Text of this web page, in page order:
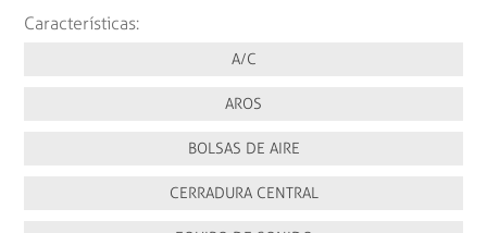
Características:
A/C
AROS
BOLSAS DE AIRE
CERRADURA CENTRAL